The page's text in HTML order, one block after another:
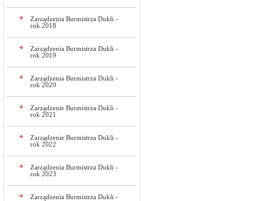
Zarządzenia Burmistrza Dukli -
rok 2018
Zarządzenia Burmistrza Dukli -
rok 2019
Zarządzenia Burmistrza Dukli -
rok 2020
Zarządzenie Burmistrza Dukli -
rok 2021
Zarządzenie Burmistrza Dukli -
rok 2022
Zarządzenia Burmistrza Dukli -
rok 2023
Zarządzenia Burmistrza Dukli -